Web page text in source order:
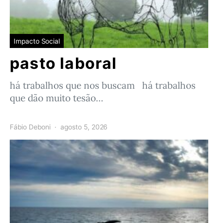
Impacto Social
pasto laboral
há trabalhos que nos buscam há trabalhos
que dão muito tesão…
Fábio Deboni agosto 5, 2026